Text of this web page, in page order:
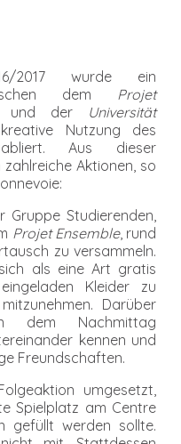
2017 wurde ein
dem Projet
der Universität
Nutzung des
Aus dieser
Aktionen, so
Gruppe Studierenden,
Projet Ensemble, rund
zu versammeln.
als eine Art gratis
Kleider zu
Darüber
dem Nachmittag
kennen und
Freundschaften.
umgesetzt,
Spielplatz am Centre
gefüllt werden sollte.